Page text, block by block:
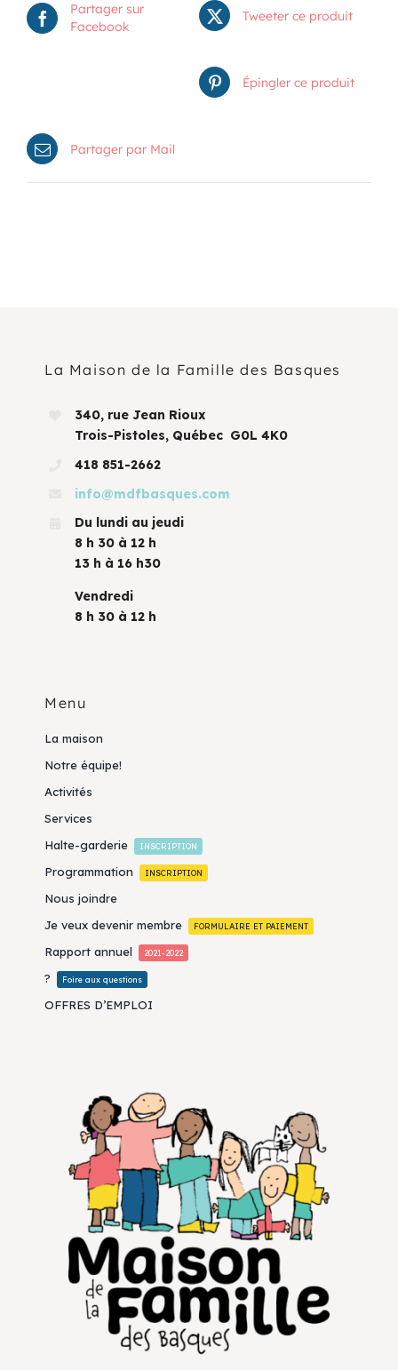
Partager sur
Facebook
Tweeter ce produit
Épingler ce produit
Partager par Mail
La Maison de la Famille des Basques
340, rue Jean Rioux
Trois-Pistoles, Québec G0L 4K0
418 851-2662
info@mdfbasques.com
Du lundi au jeudi
8 h 30 à 12 h
13 h à 16 h30
Vendredi
8 h 30 à 12 h
Menu
La maison
Notre équipe!
Activités
Services
Halte-garderie
INSCRIPTION
Programmation INSCRIPTION
Nous joindre
Je veux devenir membre
FORMULAIRE ET PAIEMENT
Rapport annuel 2021-2022
? Foire aux questions
OFFRES D’EMPLOI